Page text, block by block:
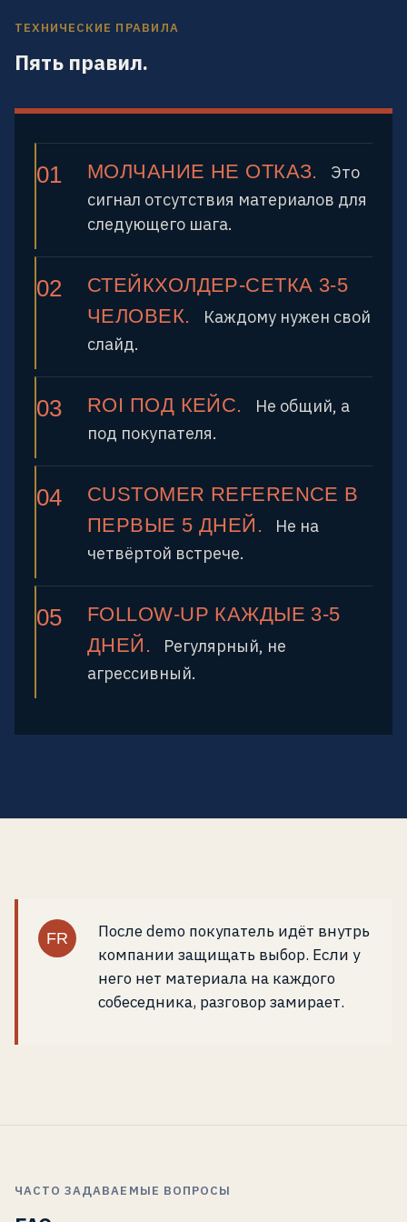
ТЕХНИЧЕСКИЕ ПРАВИЛА
Пять правил.
МОЛЧАНИЕ НЕ ОТКАЗ.
Это
сигнал отсутствия материалов для
следующего шага.
СТЕЙКХОЛДЕР-СЕТКА 3-5
ЧЕЛОВЕК.
Каждому нужен свой
слайд.
ROI ПОД КЕЙС.
Не общий, а
под покупателя.
CUSTOMER REFERENCE В
ПЕРВЫЕ 5 ДНЕЙ.
Не на
четвёртой встрече.
FOLLOW-UP КАЖДЫЕ 3-5
ДНЕЙ.
Регулярный, не
агрессивный.
FR
После demo покупатель идёт внутрь
компании защищать выбор. Если у
него нет материала на каждого
собеседника, разговор замирает.
ЧАСТО ЗАДАВАЕМЫЕ ВОПРОСЫ